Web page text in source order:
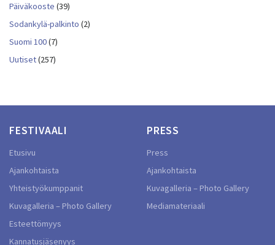
Päiväkooste (39)
Sodankylä-palkinto (2)
Suomi 100(7)
Uutiset(257)
FESTIVAALI
Etusivu
Ajankohtaista
Yhteistyökumppanit
Kuvagalleria – Photo Gallery
Esteettömyys
Kannatusjäsenyys
PRESS
Press
Ajankohtaista
Kuvagalleria – Photo Gallery
Mediamateriaali